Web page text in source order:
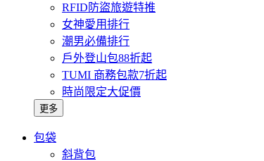
RFID防盜旅遊特推
女神愛用排行
潮男必備排行
戶外登山包88折起
TUMI 商務包款7折起
時尚限定大促價
更多
包袋
斜背包